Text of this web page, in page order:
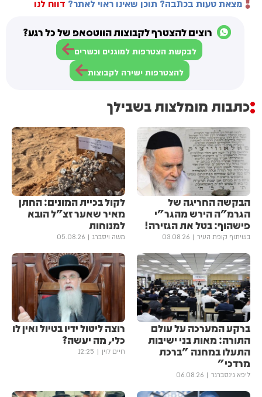
מצאת טעות בכתבה? תוכן שאינו ראוי לאתר? דווח לנו
רוצים להצטרף לקבוצות הווטסאפ של כל רגע?
לבקשת הצטרפות למוגנים וכשרים
להצטרפות ישירה לקבוצות
כתבות מומלצות בשבילך
הבקשה החריגה של
הגרמ"ה הירש מהגר"י
פישהוף: בטל את הגזירה!
בשיתוף קופת העיר 03.08.26
לקול בכיית המונים: החתן
מאיר שאער זצ"ל הובא
למנוחות
משה ויסברג 05.08.26
ברקע המערכה על עולם
התורה: מאות בני ישיבות
התעלו במחנה "ברכת
מרדכי"
ליפא גינסברגר 06.08.26
רוצה ליטול ידיו בטיול ואין לו
כלי, מה יעשה?
חיים לוין 12:25